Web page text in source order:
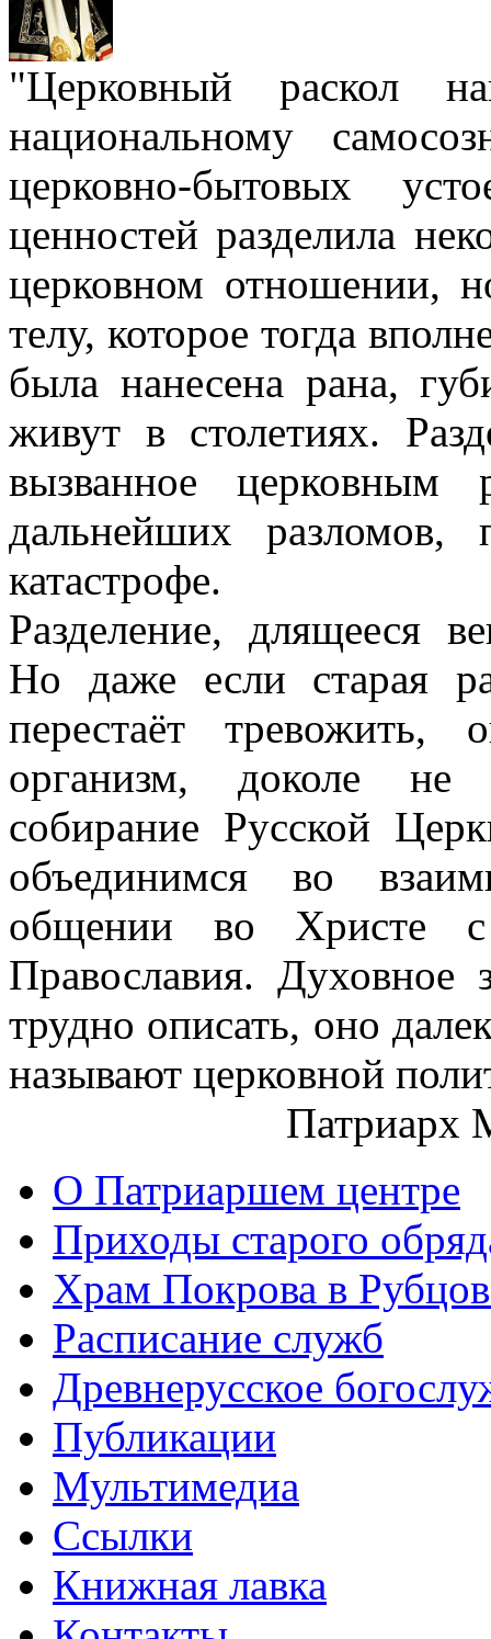
"Церковный раскол
национальному
церковно-бытовых
ценностей разделила
церковном отношении,
телу, которое тогда
была нанесена рана,
живут в столетиях.
вызванное церковным
дальнейших разломов,
катастрофе.
Разделение, длящееся
Но даже если старая
перестаёт тревожить,
организм, доколе не
собирание Русской
объединимся во
общении во Христе с
Православия. Духовное
трудно описать, оно
называют церковной
Патриарх
О Патриаршем центре
Приходы старого
Храм Покрова в
Расписание служб
Древнерусское
Публикации
Мультимедиа
Ссылки
Книжная лавка